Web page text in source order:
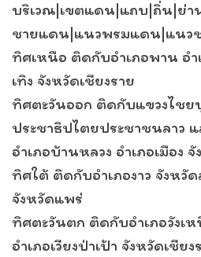
บริเวณ|เขตแดน|แถบ|ถิ่น|ย่
ชายแดน|แนวพรมแดน|แน
ทิศเหนือ ติดกับอำเภอพาน อำ
เทิง จังหวัดเชียงราย
ทิศตะวันออก ติดกับแขวงไชย
ประชาธิปไตยประชาชนลาว แ
อำเภอบ้านหลวง อำเภอเมือง
ทิศใต้ ติดกับอำเภองาว จังหวัด
จังหวัดแพร่
ทิศตะวันตก ติดกับอำเภอวังเ
อำเภอเวียงป่าเป้า จังหวัดเชียง